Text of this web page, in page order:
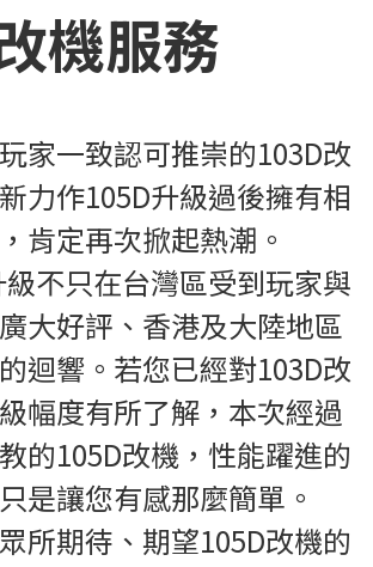
機服務
家一致認可推崇的103D改
力作105D升級過後擁有相
肯定再次掀起熱潮。
不只在台灣區受到玩家與
大好評、香港及大陸地區
迴響。若您已經對103D改
幅度有所了解，本次經過
的105D改機，性能躍進的
是讓您有感那麼簡單。
所期待、期望105D改機的